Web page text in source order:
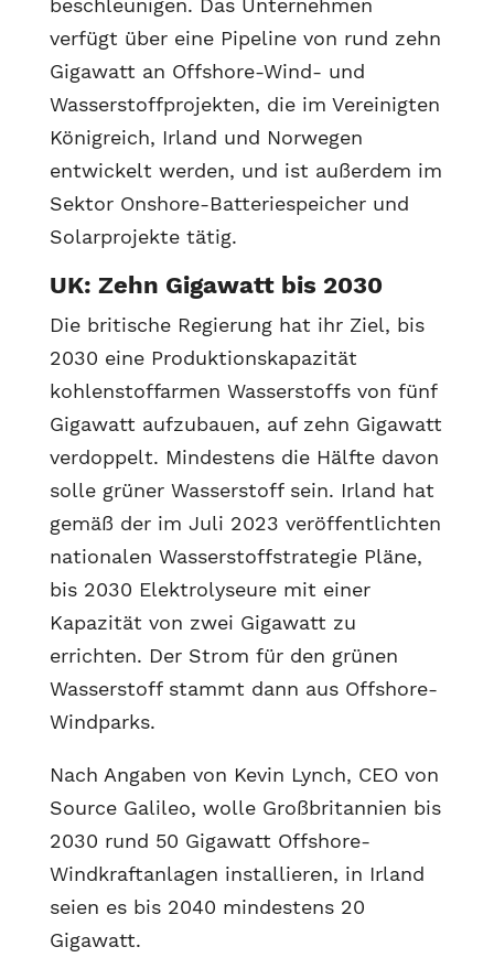
beschleunigen. Das Unternehmen
verfügt über eine Pipeline von rund zehn
Gigawatt an Offshore-Wind- und
Wasserstoffprojekten, die im Vereinigten
Königreich, Irland und Norwegen
entwickelt werden, und ist außerdem im
Sektor Onshore-Batteriespeicher und
Solarprojekte tätig.
UK: Zehn Gigawatt bis 2030
Die britische Regierung hat ihr Ziel, bis
2030 eine Produktionskapazität
kohlenstoffarmen Wasserstoffs von fünf
Gigawatt aufzubauen, auf zehn Gigawatt
verdoppelt. Mindestens die Hälfte davon
solle grüner Wasserstoff sein. Irland hat
gemäß der im Juli 2023 veröffentlichten
nationalen Wasserstoffstrategie Pläne,
bis 2030 Elektrolyseure mit einer
Kapazität von zwei Gigawatt zu
errichten. Der Strom für den grünen
Wasserstoff stammt dann aus Offshore-
Windparks.
Nach Angaben von Kevin Lynch, CEO von
Source Galileo, wolle Großbritannien bis
2030 rund 50 Gigawatt Offshore-
Windkraftanlagen installieren, in Irland
seien es bis 2040 mindestens 20
Gigawatt.